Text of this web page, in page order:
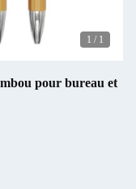
1 / 1
pour bureau et